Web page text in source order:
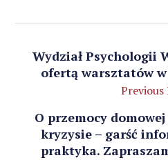
Wydział Psychologii
ofertą warsztatów
Previous
O przemocy
kryzysie – garść
praktyka.